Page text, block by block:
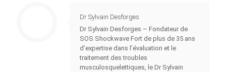
Dr Sylvain Desforges
Dr Sylvain Desforges – Fondateur de
SOS Shockwave Fort de plus de 35 ans
d’expertise dans l’évaluation et le
traitement des troubles
musculosquelettiques, le Dr Sylvain